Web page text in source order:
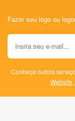
Fazer seu logo ou
Conheça outros
Website,